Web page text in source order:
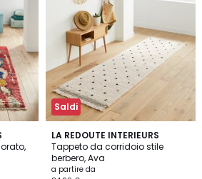
Saldi
LA REDOUTE INTERIEURS
Tappeto da corridoio stile
berbero, Ava
a partire da
4,7
/ 5